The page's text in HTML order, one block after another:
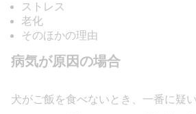
ストレス
老化
そのほかの理由
病気が原因の場合
犬がご飯を食べないとき、一番に疑